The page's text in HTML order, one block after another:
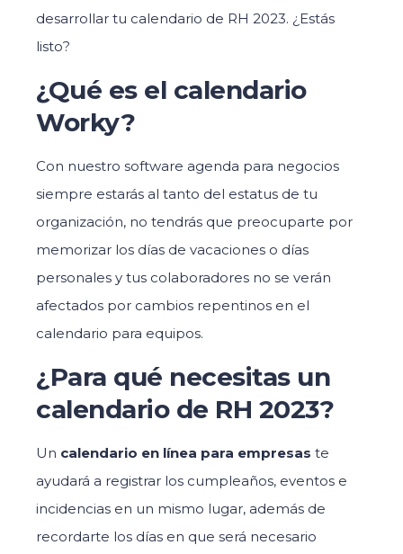
desarrollar tu calendario de RH 2023. ¿Estás
listo?
¿Qué es el calendario
Worky?
Con nuestro software agenda para negocios
siempre estarás al tanto del estatus de tu
organización, no tendrás que preocuparte por
memorizar los días de vacaciones o días
personales y tus colaboradores no se verán
afectados por cambios repentinos en el
calendario para equipos.
¿Para qué necesitas un
calendario de RH 2023?
Un calendario en línea para empresas te
ayudará a registrar los cumpleaños, eventos e
incidencias en un mismo lugar, además de
recordarte los días en que será necesario